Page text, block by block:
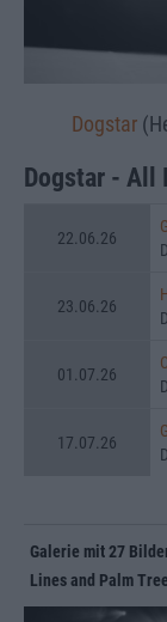
Dogstar
Dogstar - All
22.06.26
23.06.26
01.07.26
17.07.26
Galerie mit 27
Lines and Palm